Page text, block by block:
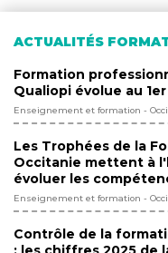
ACTUALITÉS
Formation
Qualiopi évolue au
Enseignement et formation -
Les Trophées de la
Occitanie mettent à
évoluer les
Enseignement et formation -
Contrôle de la